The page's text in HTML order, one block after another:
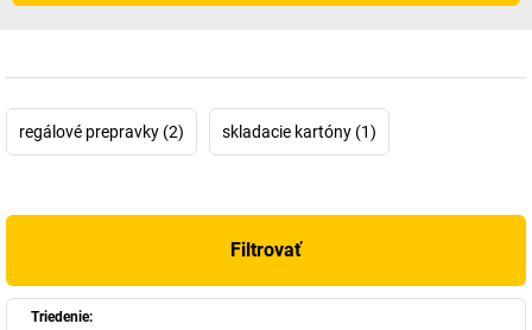
regálové prepravky (2) skladacie kartóny (1)
Filtrovať
Triedenie: